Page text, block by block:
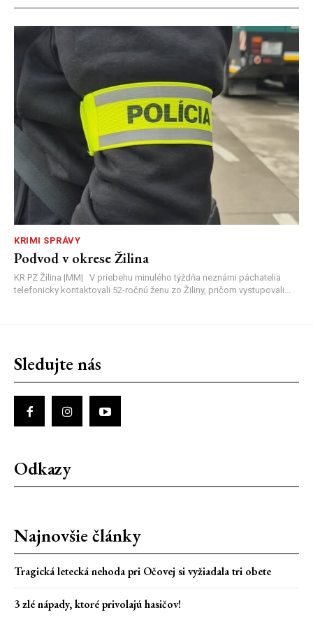
KRIMI SPRÁVY
Podvod v okrese Žilina
KR PZ Žilina |MM| V priebehu minulého týždňa neznámi páchatelia
telefonicky kontaktovali 52-ročnú ženu zo Žiliny, pričom vystupovali...
Sledujte nás
Odkazy
Najnovšie články
Tragická letecká nehoda pri Očovej si vyžiadala tri obete
3 zlé nápady, ktoré privolajú hasičov!